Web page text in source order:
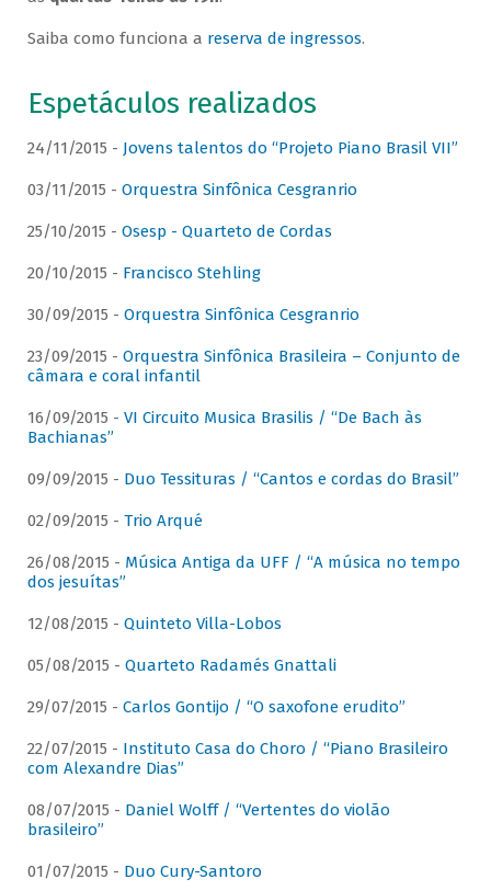
Saiba como funciona a reserva de ingressos.
Espetáculos realizados
24/11/2015 - Jovens talentos do “Projeto Piano Brasil VII”
03/11/2015 - Orquestra Sinfônica Cesgranrio
25/10/2015 - Osesp - Quarteto de Cordas
20/10/2015 - Francisco Stehling
30/09/2015 - Orquestra Sinfônica Cesgranrio
23/09/2015 - Orquestra Sinfônica Brasileira – Conjunto de
câmara e coral infantil
16/09/2015 - VI Circuito Musica Brasilis / “De Bach às
Bachianas”
09/09/2015 - Duo Tessituras / “Cantos e cordas do Brasil”
02/09/2015 - Trio Arqué
26/08/2015 - Música Antiga da UFF / “A música no tempo
dos jesuítas”
12/08/2015 - Quinteto Villa-Lobos
05/08/2015 - Quarteto Radamés Gnattali
29/07/2015 - Carlos Gontijo / “O saxofone erudito”
22/07/2015 - Instituto Casa do Choro / “Piano Brasileiro
com Alexandre Dias”
08/07/2015 - Daniel Wolff / “Vertentes do violão
brasileiro”
01/07/2015 - Duo Cury-Santoro